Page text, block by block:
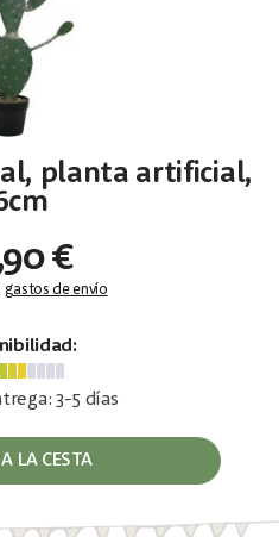
planta artificial,
€
gastos de envío
3-5 días
LA CESTA